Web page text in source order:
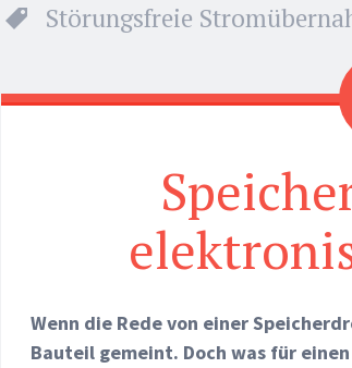
Störungsfreie
Wenn die Rede von einer
Bauteil gemeint. Doch was für